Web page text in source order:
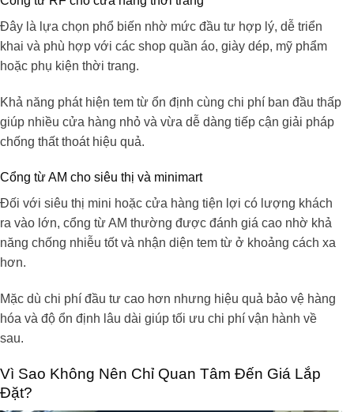
Đây là lựa chọn phổ biến nhờ mức đầu tư hợp lý, dễ triển
khai và phù hợp với các shop quần áo, giày dép, mỹ phẩm
hoặc phụ kiện thời trang.
Khả năng phát hiện tem từ ổn định cùng chi phí ban đầu thấp
giúp nhiều cửa hàng nhỏ và vừa dễ dàng tiếp cận giải pháp
chống thất thoát hiệu quả.
Cổng từ AM cho siêu thị và minimart
Đối với siêu thị mini hoặc cửa hàng tiện lợi có lượng khách
ra vào lớn, cổng từ AM thường được đánh giá cao nhờ khả
năng chống nhiễu tốt và nhận diện tem từ ở khoảng cách xa
hơn.
Mặc dù chi phí đầu tư cao hơn nhưng hiệu quả bảo vệ hàng
hóa và độ ổn định lâu dài giúp tối ưu chi phí vận hành về
sau.
Vì Sao Không Nên Chỉ Quan Tâm Đến Giá Lắp
Đặt?